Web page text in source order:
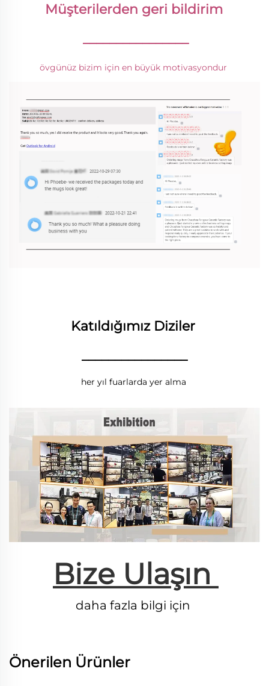
Müşterilerden geri bildirim
________________
övgünüz bizim için en büyük motivasyondur
Katıldığımız Diziler
________________
her yıl fuarlarda yer alma
Bize Ulaşın
daha fazla bilgi için
Önerilen Ürünler